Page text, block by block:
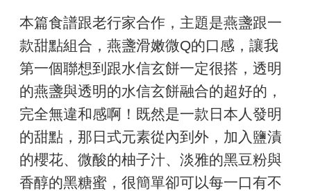
本篇食譜跟老行家合作，主題是燕盞跟一
款甜點組合，燕盞滑嫩微Q的口感，讓我
第一個聯想到跟水信玄餅一定很搭，透明
的燕盞與透明的水信玄餅融合的超好的，
完全無違和感啊！既然是一款日本人發明
的甜點，那日式元素從內到外，加入鹽漬
的櫻花、微酸的柚子汁、淡雅的黑豆粉與
香醇的黑糖蜜，很簡單卻可以每一口有不